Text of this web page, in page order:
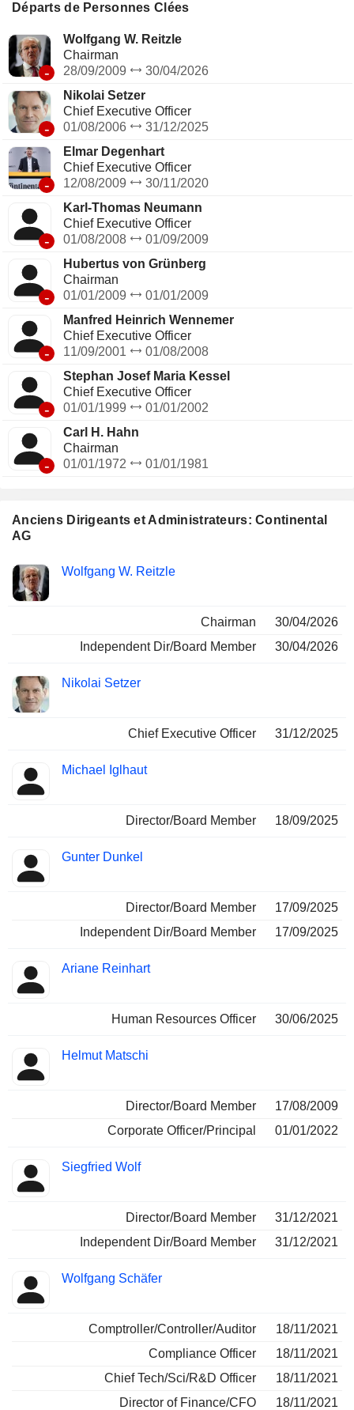
Anciens Dirigeants et Administrateurs: Continental
AG
Insider
Fonctions
occupées
Wolfgang W. Reitzle
Chairman
30/04/2026
Independent Dir/Board Member
30/04/2026
Nikolai Setzer
Chief Executive Officer 31/12/2025
Michael Iglhaut
Director/Board Member 18/09/2025
Gunter Dunkel
Director/Board Member
17/09/2025
Independent Dir/Board Member
17/09/2025
Ariane Reinhart
Human Resources Officer 30/06/2025
Helmut Matschi
Director/Board Member
17/08/2009
Corporate Officer/Principal
01/01/2022
Siegfried Wolf
Director/Board Member
31/12/2021
Independent Dir/Board Member
31/12/2021
Wolfgang Schäfer
Comptroller/Controller/Auditor
18/11/2021
Compliance Officer
18/11/2021
Chief Tech/Sci/R&D Officer
18/11/2021
Director of Finance/CFO
18/11/2021
Départs de Personnes Clées
-
Wolfgang W. Reitzle
Chairman
28/09/2009
30/04/2026
-
Nikolai Setzer
Chief Executive Officer
01/08/2006
31/12/2025
-
Elmar Degenhart
Chief Executive Officer
12/08/2009
30/11/2020
-
Karl-Thomas Neumann
Chief Executive Officer
01/08/2008
01/09/2009
-
Hubertus von Grünberg
Chairman
01/01/2009
01/01/2009
-
Manfred Heinrich Wennemer
Chief Executive Officer
11/09/2001
01/08/2008
-
Stephan Josef Maria Kessel
Chief Executive Officer
01/01/1999
01/01/2002
-
Carl H. Hahn
Chairman
01/01/1972
01/01/1981